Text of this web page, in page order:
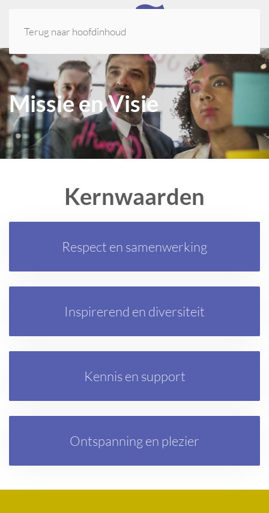
Terug naar hoofdinhoud
Missie en Visie
Kernwaarden
Respect en samenwerking
Inspirerend en diversiteit
Kennis en support
Ontspanning en plezier